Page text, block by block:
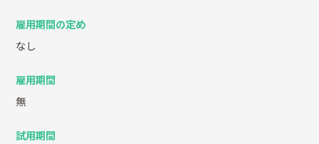
雇用期間の定め
なし
雇用期間
無
試用期間